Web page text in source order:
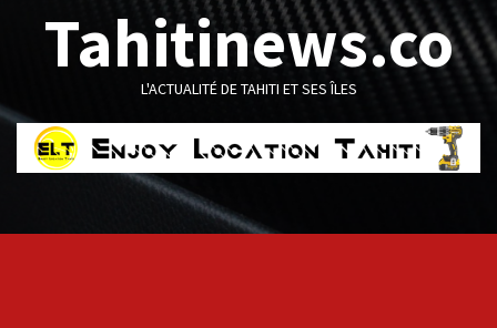
Tahitinews.co
L'ACTUALITÉ DE TAHITI ET SES ÎLES